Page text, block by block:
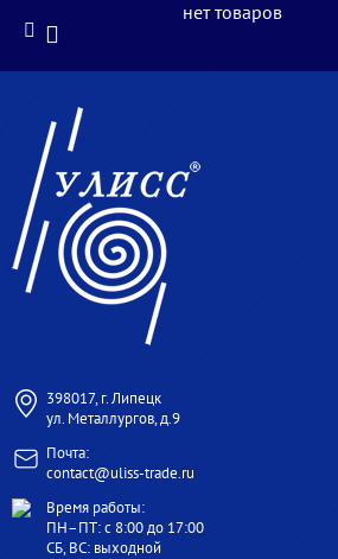
398017, г. Липецк
ул. Металлургов, д.9
Почта:
contact@uliss-trade.ru
Время работы:
ПН–ПТ: с 8:00 до 17:00
СБ, ВС: выходной
нет товаров